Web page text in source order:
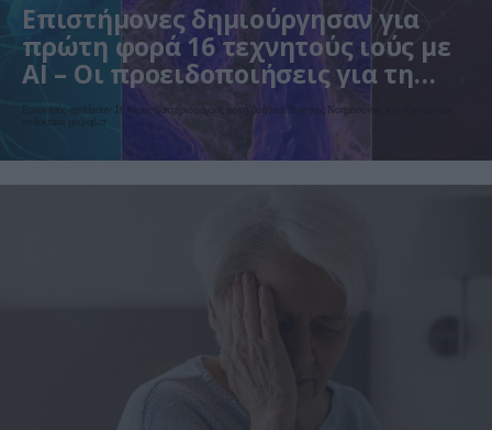
Επιστήμονες δημιούργησαν για
πρώτη φορά 16 τεχνητούς ιούς με
AI – Οι προειδοποιήσεις για τη
βιοασφάλεια
Ερευνητές σχεδίασαν 16 νέους βακτηριοφάγους με τη βοήθεια Τεχνητής Νοημοσύνης που εξοντώνουν
ανθεκτικά μικρόβια